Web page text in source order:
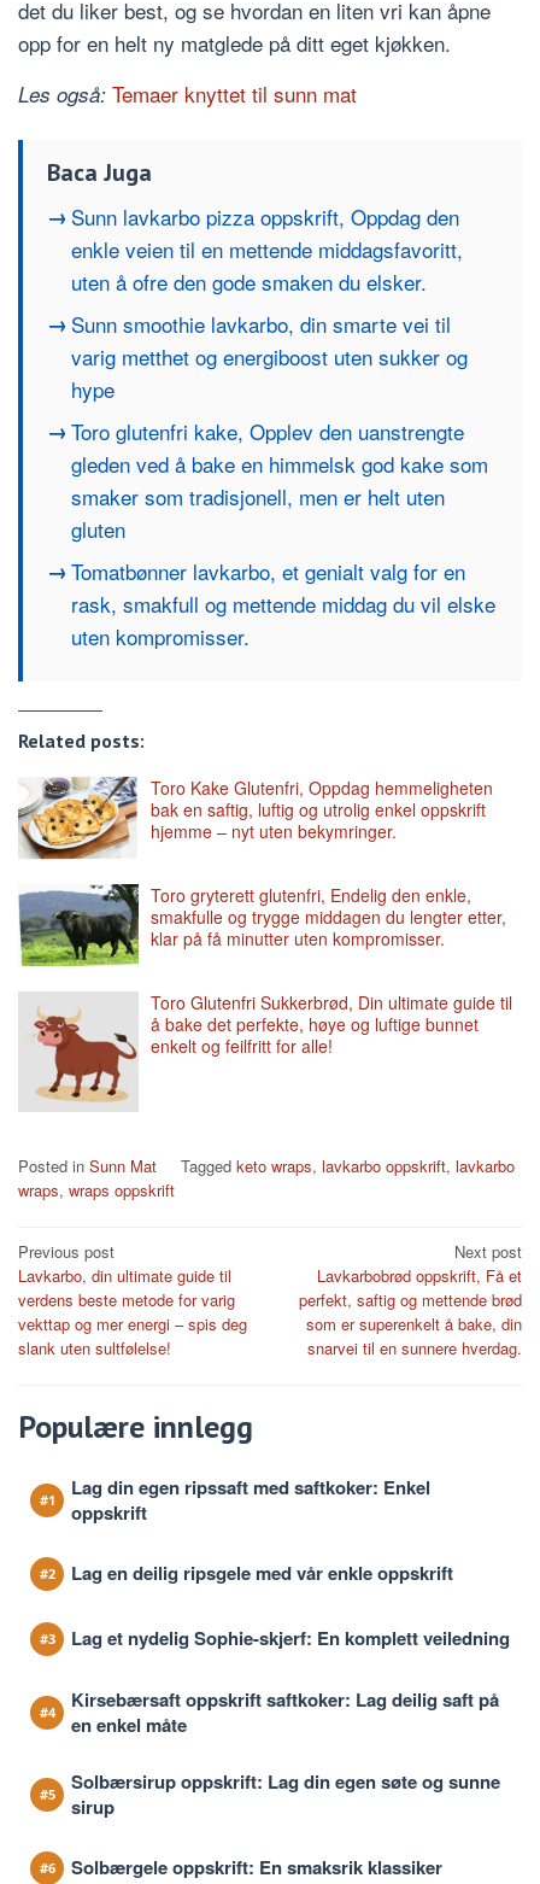
det du liker best, og se hvordan en liten vri kan åpne
opp for en helt ny matglede på ditt eget kjøkken.
Les også: Temaer knyttet til sunn mat
Baca Juga
Sunn lavkarbo pizza oppskrift, Oppdag den
enkle veien til en mettende middagsfavoritt,
uten å ofre den gode smaken du elsker.
Sunn smoothie lavkarbo, din smarte vei til
varig metthet og energiboost uten sukker og
hype
Toro glutenfri kake, Opplev den uanstrengte
gleden ved å bake en himmelsk god kake som
smaker som tradisjonell, men er helt uten
gluten
Tomatbønner lavkarbo, et genialt valg for en
rask, smakfull og mettende middag du vil elske
uten kompromisser.
Related posts:
Toro Kake Glutenfri, Oppdag hemmeligheten
bak en saftig, luftig og utrolig enkel oppskrift
hjemme – nyt uten bekymringer.
Toro gryterett glutenfri, Endelig den enkle,
smakfulle og trygge middagen du lengter etter,
klar på få minutter uten kompromisser.
Toro Glutenfri Sukkerbrød, Din ultimate guide til
å bake det perfekte, høye og luftige bunnet
enkelt og feilfritt for alle!
Posted in Sunn Mat Tagged keto wraps, lavkarbo oppskrift, lavkarbo
wraps, wraps oppskrift
Post
navigation
Previous post
Lavkarbo, din ultimate guide til
verdens beste metode for varig
vekttap og mer energi – spis deg
slank uten sultfølelse!
Next post
Lavkarbobrød oppskrift, Få et
perfekt, saftig og mettende brød
som er superenkelt å bake, din
snarvei til en sunnere hverdag.
Populære innlegg
Lag din egen ripssaft med saftkoker: Enkel
oppskrift
Lag en deilig ripsgele med vår enkle oppskrift
Lag et nydelig Sophie-skjerf: En komplett veiledning
Kirsebærsaft oppskrift saftkoker: Lag deilig saft på
en enkel måte
Solbærsirup oppskrift: Lag din egen søte og sunne
sirup
Solbærgele oppskrift: En smaksrik klassiker